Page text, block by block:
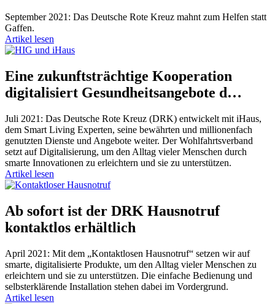
September 2021: Das Deutsche Rote Kreuz mahnt zum Helfen statt
Gaffen.
Artikel lesen
Eine zukunftsträchtige Kooperation
digitalisiert Gesundheitsangebote d…
Juli 2021: Das Deutsche Rote Kreuz (DRK) entwickelt mit iHaus,
dem Smart Living Experten, seine bewährten und millionenfach
genutzten Dienste und Angebote weiter. Der Wohlfahrtsverband
setzt auf Digitalisierung, um den Alltag vieler Menschen durch
smarte Innovationen zu erleichtern und sie zu unterstützen.
Artikel lesen
Ab sofort ist der DRK Hausnotruf
kontaktlos erhältlich
April 2021: Mit dem „Kontaktlosen Hausnotruf“ setzen wir auf
smarte, digitalisierte Produkte, um den Alltag vieler Menschen zu
erleichtern und sie zu unterstützen. Die einfache Bedienung und
selbsterklärende Installation stehen dabei im Vordergrund.
Artikel lesen